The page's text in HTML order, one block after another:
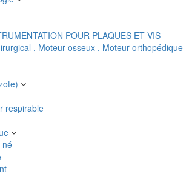
POUR PLAQUES ET VIS
, Moteur osseux , Moteur orthopédique
respirable
né